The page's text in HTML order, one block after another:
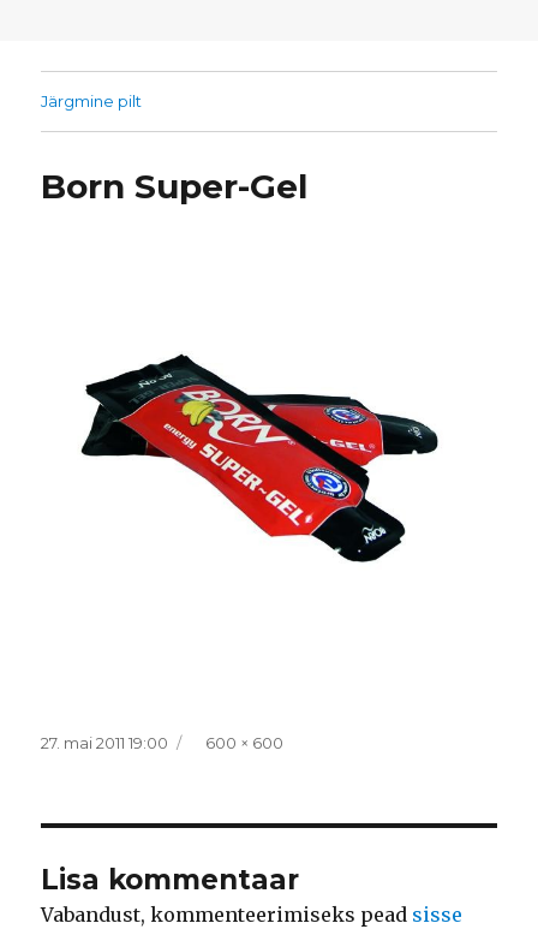
Järgmine pilt
Born Super-Gel
Postitatud
27. mai 2011 19:00 Täissuurus
600 × 600
Lisa kommentaar
Vabandust, kommenteerimiseks pead sisse